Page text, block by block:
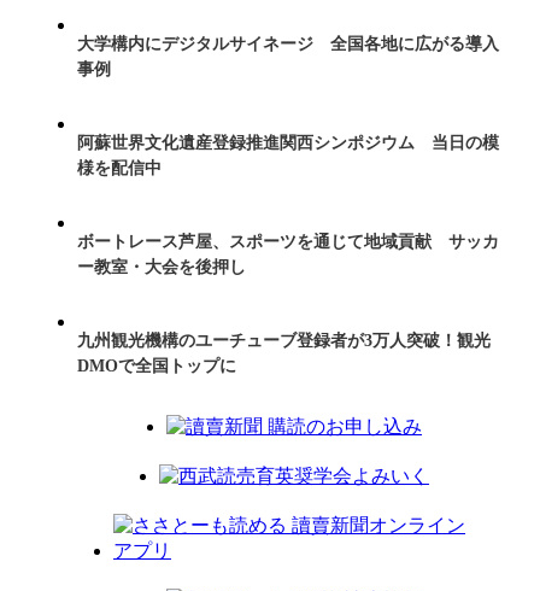
大学構内にデジタルサイネージ 全国各地に広がる導入
事例
阿蘇世界文化遺産登録推進関西シンポジウム 当日の模
様を配信中
ボートレース芦屋、スポーツを通じて地域貢献 サッカ
ー教室・大会を後押し
九州観光機構のユーチューブ登録者が3万人突破！観光
DMOで全国トップに